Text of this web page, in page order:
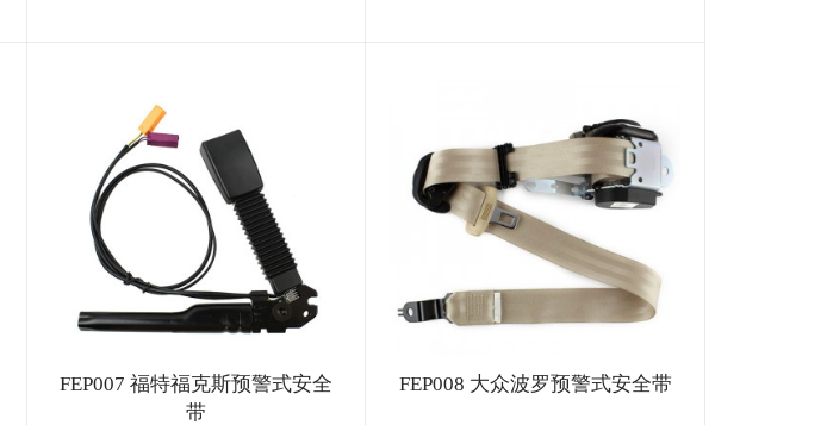
FEP007 福特福克斯预警式安全
带
FEP008 大众波罗预警式安全带